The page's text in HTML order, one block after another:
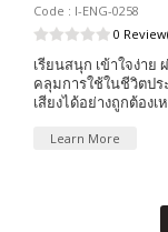
Code : I-ENG-0258
0
เรียนสนุก เข้าใจง่า
คลุมการใช้ในชีวิตปร
เสียงได้อย่างถูกต้อง
Learn More